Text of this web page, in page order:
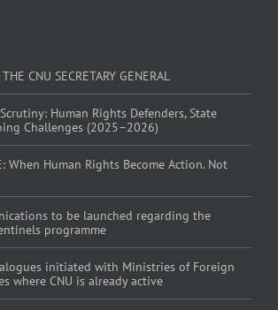
CNU SECRETARY GENERAL
Human Rights Defenders, State
Challenges (2025–2026)
When Human Rights Become Action. Not
to be launched regarding the
programme
initiated with Ministries of Foreign
where CNU is already active